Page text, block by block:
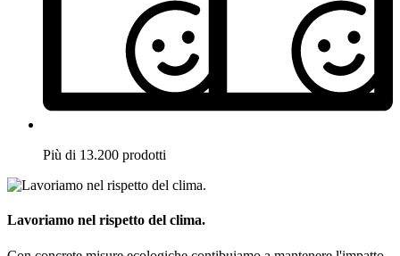
Più di 13.200 prodotti
Lavoriamo nel rispetto del clima.